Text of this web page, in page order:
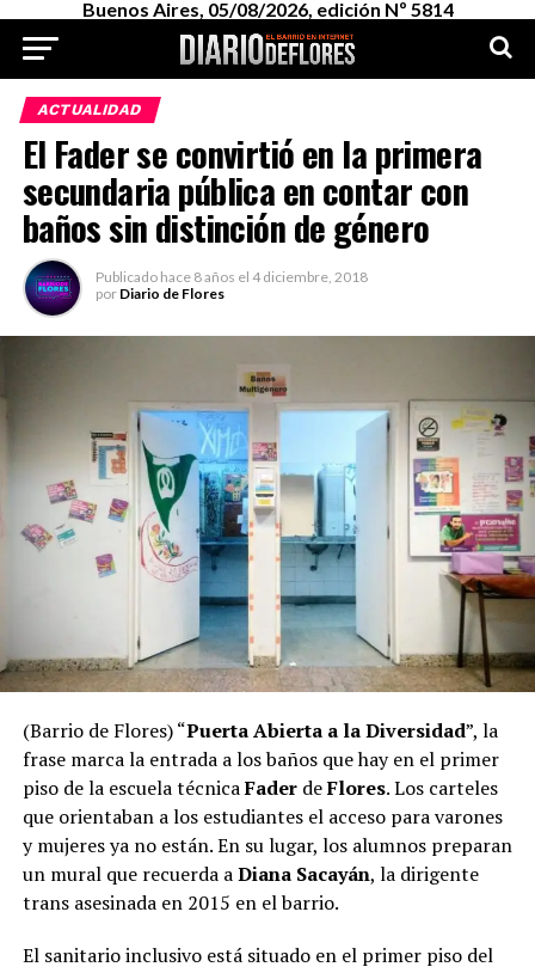
Buenos Aires, 05/08/2026, edición Nº 5814
ACTUALIDAD
El Fader se convirtió en la primera
secundaria pública en contar con
baños sin distinción de género
Publicado hace 8 años el 4 diciembre, 2018
por Diario de Flores
(Barrio de Flores) “Puerta Abierta a la Diversidad”, la
frase marca la entrada a los baños que hay en el primer
piso de la escuela técnicaFaderdeFlores. Los carteles
que orientaban a los estudiantes el acceso para varones
y mujeres ya no están. En su lugar, los alumnos preparan
un mural que recuerda aDiana Sacayán, la dirigente
trans asesinada en 2015 en el barrio.
El sanitario inclusivo está situado en el primer piso del